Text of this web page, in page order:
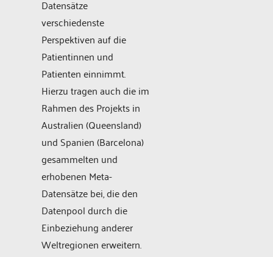
Datensätze
verschiedenste
Perspektiven auf die
Patientinnen und
Patienten einnimmt.
Hierzu tragen auch die im
Rahmen des Projekts in
Australien (Queensland)
und Spanien (Barcelona)
gesammelten und
erhobenen Meta-
Datensätze bei, die den
Datenpool durch die
Einbeziehung anderer
Weltregionen erweitern.